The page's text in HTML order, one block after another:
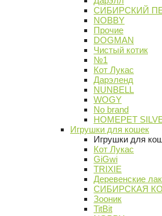
СИБИРСКИЙ
NOBBY
Прочие
DOGMAN
Чистый котик
№1
Кот Лукас
Дарэленд
NUNBELL
WOGY
No brand
HOMEPET
Игрушки для кошек
Игрушки для
Кот Лукас
GiGwi
TRIXIE
Деревенские
СИБИРСКАЯ
Зооник
TitBit